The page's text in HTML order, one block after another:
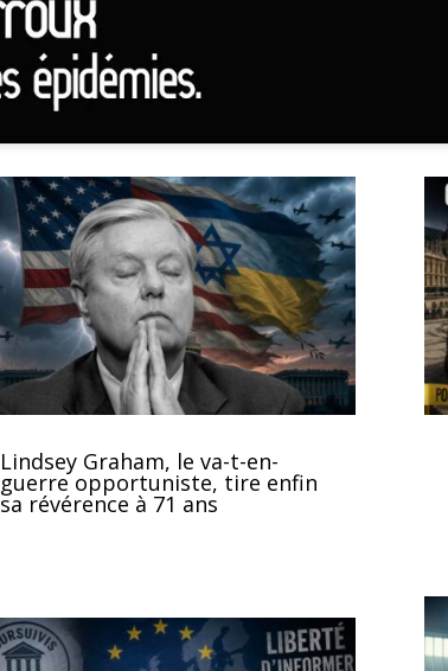
Lindsey Graham, le va-t-en-
guerre opportuniste, tire enfin
sa révérence à 71 ans